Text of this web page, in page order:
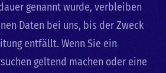
genannt wurde, verbleiben
Daten bei uns, bis der Zweck
entfällt. Wenn Sie ein
geltend machen oder eine